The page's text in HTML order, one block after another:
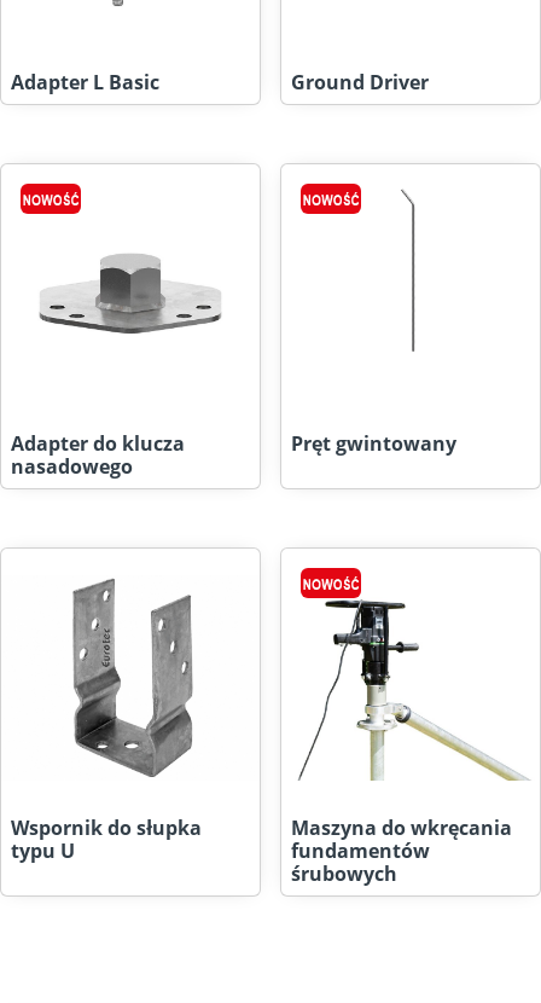
Adapter L Basic Ground Driver
Adapter do klucza
nasadowego
Pręt gwintowany
Wspornik do słupka
typu U
Maszyna do wkręcania
fundamentów
śrubowych